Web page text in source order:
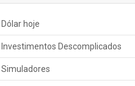
Dólar hoje
Investimentos Descomplicados
Simuladores